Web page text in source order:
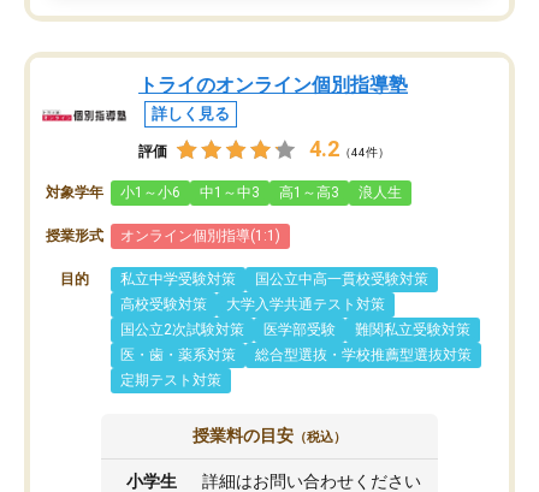
トライのオンライン個別指導塾
詳しく見る
評価 4.2 （44件）
対象学年 小1～小6 中1～中3 高1～高3 浪人生
授業形式 オンライン個別指導(1:1)
目的 私立中学受験対策
国公立中高一貫校受験対策
高校受験対策
大学入学共通テスト対策
国公立2次試験対策
医学部受験
難関私立受験対策
医・歯・薬系対策
総合型選抜・学校推薦型選抜対策
定期テスト対策
授業料の目安 （税込）
小学生 詳細はお問い合わせください